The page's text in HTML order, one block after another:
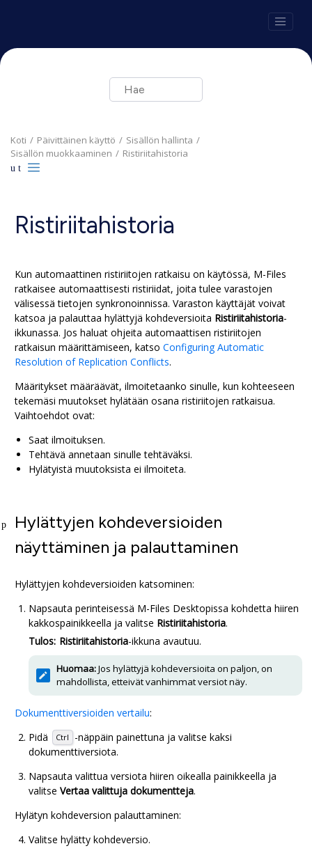
Koti Päivittäinen käyttö
Sisällön hallinta
Sisällön muokkaaminen
Ristiriitahistoria
Ristiriitahistoria
Kun automaattinen ristiriitojen ratkaisu on käytössä, M-Files
ratkaisee automaattisesti ristiriidat, joita tulee varastojen
välisessä tietojen synkronoinnissa. Varaston käyttäjät voivat
katsoa ja palauttaa hylättyjä kohdeversioita Ristiriitahistoria-
ikkunassa. Jos haluat ohjeita automaattisen ristiriitojen
ratkaisun määrittämiseen, katso Configuring Automatic
Resolution of Replication Conflicts.
Määritykset määräävät, ilmoitetaanko sinulle, kun kohteeseen
tekemäsi muutokset hylätään osana ristiriitojen ratkaisua.
Vaihtoehdot ovat:
Saat ilmoituksen.
Tehtävä annetaan sinulle tehtäväksi.
Hylätyistä muutoksista ei ilmoiteta.
Hylättyjen kohdeversioiden
näyttäminen ja palauttaminen
Hylättyjen kohdeversioiden katsominen:
Napsauta perinteisessä M-Files Desktopissa kohdetta hiiren
kakkospainikkeella ja valitse Ristiriitahistoria.
Tulos: Ristiriitahistoria-ikkuna avautuu.
Huomaa:Jos hylättyjä kohdeversioita on paljon, on
mahdollista, etteivät vanhimmat versiot näy.
Dokumenttiversioiden vertailu:
Pidä
Ctrl
-näppäin painettuna ja valitse kaksi
dokumenttiversiota.
Napsauta valittua versiota hiiren oikealla painikkeella ja
valitse Vertaa valittuja dokumentteja.
Hylätyn kohdeversion palauttaminen:
Valitse hylätty kohdeversio.